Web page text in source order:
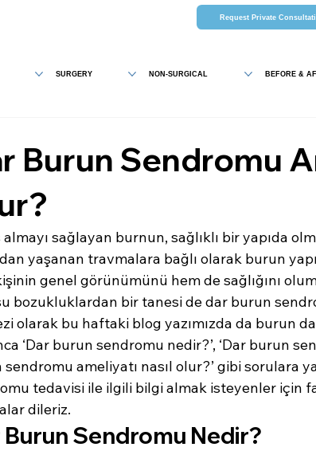
SURGERY NON-SURGICAL BEFORE &
Request Private
Burun Sendromu
sağlayan burnun, sağlıklı bir yapıda
yaşanan travmalara bağlı olarak burun
genel görünümünü hem de sağlığını
bozukluklardan bir tanesi de dar burun
olarak bu haftaki blog yazımızda da burun
‘Dar burun sendromu nedir?’, ‘Dar burun
ameliyatı nasıl olur?’ gibi sorulara
tedavisi ile ilgili bilgi almak isteyenler için
dileriz.
Burun Sendromu Nedir?